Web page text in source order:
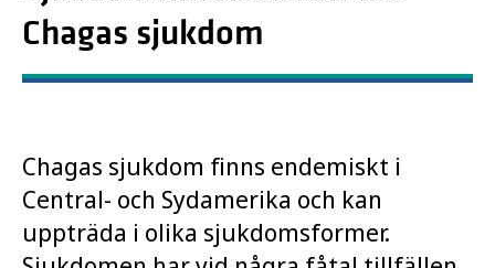
Chagas sjukdom
Chagas sjukdom finns endemiskt i
Central- och Sydamerika och kan
uppträda i olika sjukdomsformer.